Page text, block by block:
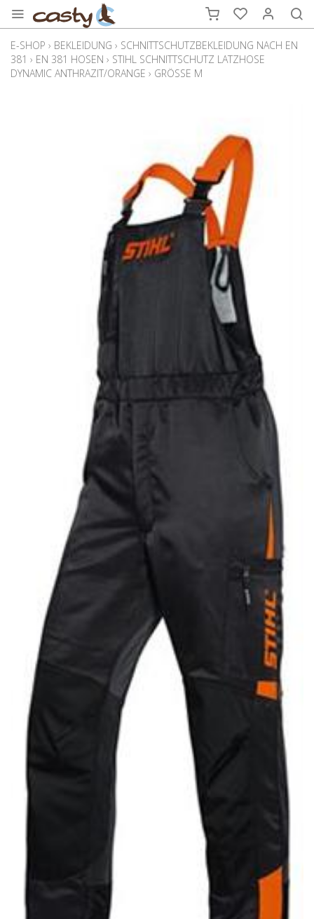
E-SHOP › BEKLEIDUNG › SCHNITTSCHUTZBEKLEIDUNG NACH EN
381 › EN 381 HOSEN › STIHL SCHNITTSCHUTZ LATZHOSE
DYNAMIC ANTHRAZIT/ORANGE › GRÖSSE M